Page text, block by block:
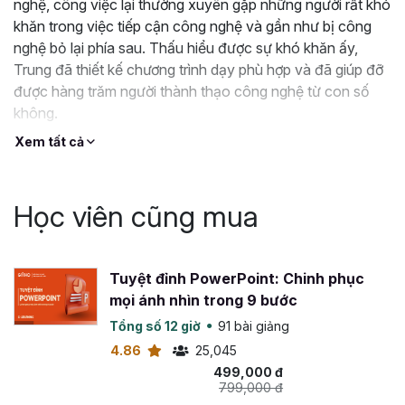
quay, chụp và biên tập, chỉnh sửa video, hình ảnh
CHUYÊN NGHIỆP.
LÀM CHỦ ứng dụng capcutbằng cách thành thục
các tính năng như chèn âm thanh, ghi âm; thao tác
với font chữ; chuyển cảnh; chèn các đối tượng; xóa
phông nền; kỹ thuật làm mờ phông nền; kỹ thuật tua
ngược video… cùng nhiều các tính năng đặc biệt
nâng cao
như dựng video karaoke, hiệu ứng nhảy
cuốn hút, chỉnh màu bầu trời, ghép video phông
BẠN ĐƯỢC GÌ SAU KHI HOÀN THÀNH KHÓA HỌC
CAPCUT?
Khóa học mang lại cho bạn những lợi ích như:
Sử dụng hiệu quả các công cụ biên tập của Capcut.
Tự tin biên tập video và thỏa sức sáng tạo chỉ với
nghệ, công việc lại thường xuyên gặp những người rất khó
khăn trong việc tiếp cận công nghệ và gần như bị công
nghệ bỏ lại phía sau. Thấu hiểu được sự khó khăn ấy,
Trung đã thiết kế chương trình dạy phù hợp và đã giúp đỡ
được hàng trăm người thành thạo công nghệ từ con số
không.
Xem tất cả
Học viên cũng mua
Tuyệt đỉnh PowerPoint: Chinh phục
mọi ánh nhìn trong 9 bước
Tổng số 12 giờ
91 bài giảng
4.86
25,045
499,000 đ
799,000 đ